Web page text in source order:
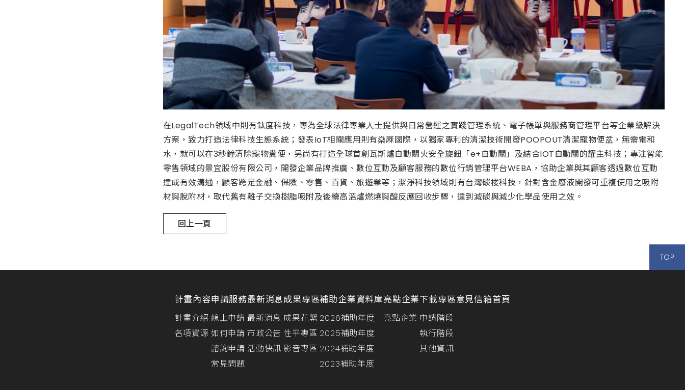
在LegalTech領域中則有鈦度科技，專為全球法律專業人士提供與日常營運之實踐管理系統、電子帳單與服務商管理平台等企業級解決
方案，致力打造法律科技生態系統；發表IoT相關應用則有燊厤國際，以獨家專利的清潔技術開發POOPOUT清潔寵物便盆，無需電和
水，就可以在3秒鐘清除寵物糞便，另尚有打造全球首創瓦斯爐自動關火安全旋鈕「e+自動關」及結合IOT自動關的耀主科技；專注智能
零售領域的景宜股份有限公司，開發企業品牌推廣、數位互動及顧客服務的數位行銷管理平台WEBA，協助企業與其顧客透過數位互動
達成有效溝通，顧客跨足金融、保險、零售、百貨、旅遊業等；潔淨科技領域則有台灣碳梭科技，針對含金廢液開發可重複使用之吸附
材與脫附材，取代舊有離子交換樹脂吸附及後續高溫爐燃燒與酸反應回收步驟，達到減碳與減少化學品使用之效。
回上一頁
TOP
計畫內容
計畫介紹
各項資源
申請服務
線上申請
如何申請
諮詢申請
常見問題
最新消息
最新消息
市政公告
活動快訊
成果專區
成果花絮
性平專區
影音專區
補助企業資料庫
2026補助年度
2025補助年度
2024補助年度
2023補助年度
亮點企業
亮點企業
下載專區
申請階段
執行階段
其他資訊
意見信箱首頁